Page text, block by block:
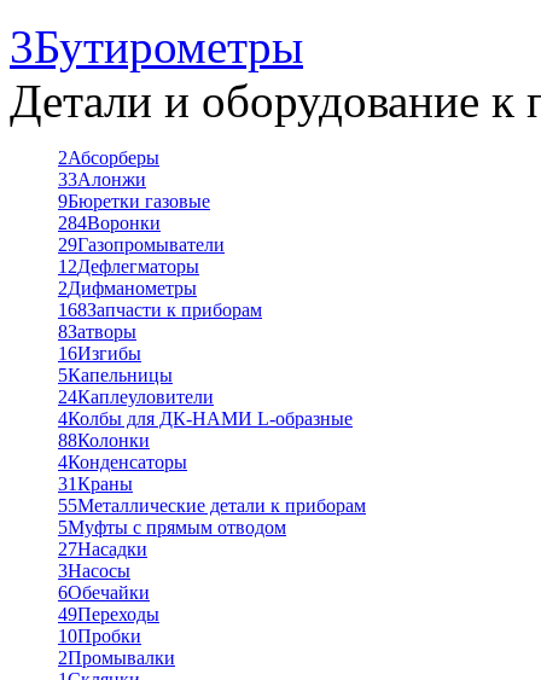
3Бутирометры
Детали и оборудование к
2Абсорберы
33Алонжи
9Бюретки газовые
284Воронки
29Газопромыватели
12Дефлегматоры
2Дифманометры
168Запчасти к приборам
8Затворы
16Изгибы
5Капельницы
24Каплеуловители
4Колбы для ДК-НАМИ L-образные
88Колонки
4Конденсаторы
31Краны
55Металлические детали к приборам
5Муфты с прямым отводом
27Насадки
3Насосы
6Обечайки
49Переходы
10Пробки
2Промывалки